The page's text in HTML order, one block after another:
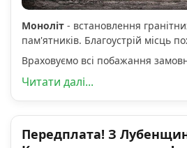
Моноліт - встановлення
пам'ятників. Благоустрій місць
Враховуємо всі побажання
Читати далі...
Передплата! З